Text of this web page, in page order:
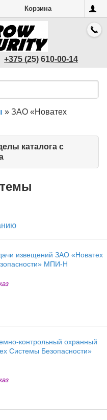
Корзина
+375 (25) 610-00-14
» ЗАО «Новатех
каталога с
to
contents
извещений ЗАО «Новатех
МПИ-Н
контрольный охранный
Системы Безопасности»